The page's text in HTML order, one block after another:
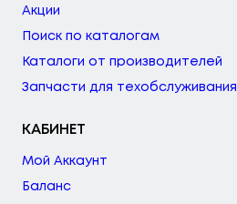
Акции
Поиск по каталогам
Каталоги от производителей
Запчасти для техобслуживания
КАБИНЕТ
Мой Аккаунт
Баланс